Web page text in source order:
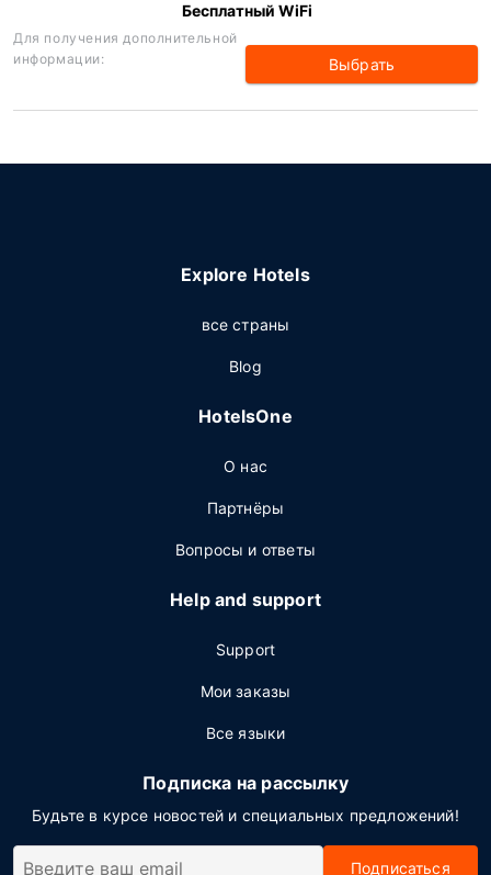
Бесплатный WiFi
Для получения дополнительной
информации:
Выбрать
Explore Hotels
все страны
Blog
HotelsOne
О нас
Партнёры
Вопросы и ответы
Help and support
Support
Мои заказы
Все языки
Подписка на рассылку
Будьте в курсе новостей и специальных предложений!
Подписаться